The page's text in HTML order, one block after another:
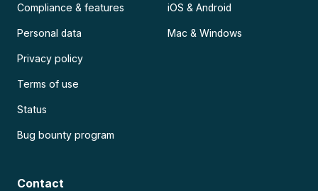
Compliance & features
Personal data
Privacy policy
Terms of use
Status
Bug bounty program
iOS & Android
Mac & Windows
Contact